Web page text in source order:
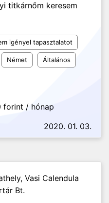
titkárnőm keresem
igényel tapasztalatot
Német Általános
forint / hónap
2020. 01. 03.
Vasi Calendula
Bt.